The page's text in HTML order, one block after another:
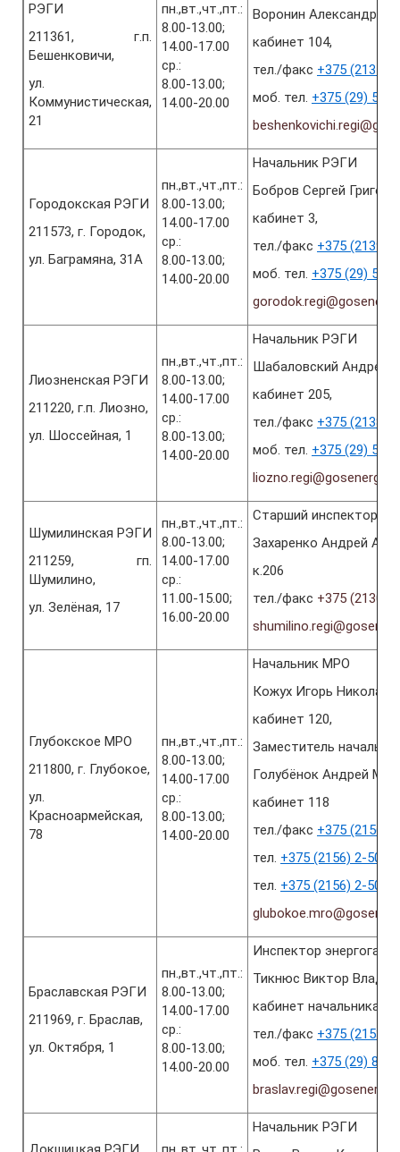
РЭГИ
211361, г.п.
Бешенковичи,
ул.
Коммунистическая,
21
пн.,вт.,чт.,пт.:
8.00-13.00;
14.00-17.00
ср.:
8.00-13.00;
14.00-20.00
Воронин Александр
кабинет 104,
тел./факс +375 (2131)
моб. тел. +375 (29)
Городокская РЭГИ
211573, г. Городок,
ул. Баграмяна, 31А
пн.,вт.,чт.,пт.:
8.00-13.00;
14.00-17.00
ср.:
8.00-13.00;
14.00-20.00
Начальник РЭГИ
Бобров Сергей
кабинет 3,
тел./факс +375 (2139)
моб. тел. +375 (29)
Лиозненская РЭГИ
211220, г.п. Лиозно,
ул. Шоссейная, 1
пн.,вт.,чт.,пт.:
8.00-13.00;
14.00-17.00
ср.:
8.00-13.00;
14.00-20.00
Начальник РЭГИ
Шабаловский Андрей
кабинет 205,
тел./факс +375 (2138)
моб. тел. +375 (29)
Шумилинская РЭГИ
211259, гп.
Шумилино,
ул. Зелёная, 17
пн.,вт.,чт.,пт.:
8.00-13.00;
14.00-17.00
ср.:
11.00-15.00;
16.00-20.00
Старший инспектор
Захаренко Андрей
к.206
тел./факс +375 (2130)
Глубокское МРО
211800, г. Глубокое,
ул.
Красноармейская,
78
пн.,вт.,чт.,пт.:
8.00-13.00;
14.00-17.00
ср.:
8.00-13.00;
14.00-20.00
Начальник МРО
Кожух Игорь
кабинет 120,
Заместитель
Голубёнок Андрей
кабинет 118
тел./факс +375 (2156)
тел. +375 (2156) 2-50-45
тел. +375 (2156) 2-50-40
Браславская РЭГИ
211969, г. Браслав,
ул. Октября, 1
пн.,вт.,чт.,пт.:
8.00-13.00;
14.00-17.00
ср.:
8.00-13.00;
14.00-20.00
Инспектор
Тикнюс Виктор
кабинет начальника
тел./факс +375 (2153)
моб. тел. +375 (29)
Начальник РЭГИ